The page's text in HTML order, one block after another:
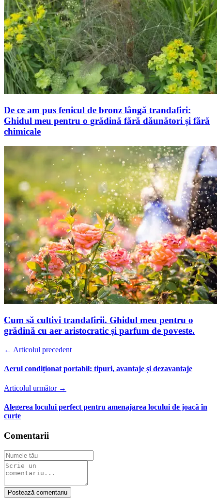
De ce am pus fenicul de bronz lângă trandafiri:
Ghidul meu pentru o grădină fără dăunători și fără
chimicale
Cum să cultivi trandafirii. Ghidul meu pentru o
grădină cu aer aristocratic și parfum de poveste.
← Articolul precedent
Aerul condiționat portabil: tipuri, avantaje și dezavantaje
Articolul următor →
Alegerea locului perfect pentru amenajarea locului de joacă în
curte
Comentarii
Postează comentariu